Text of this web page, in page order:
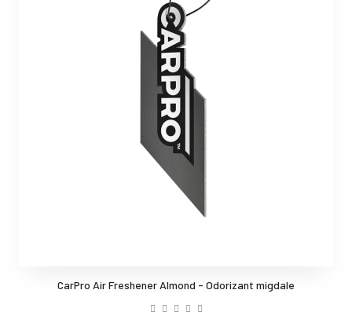
CarPro Air Freshener Almond - Odorizant migdale